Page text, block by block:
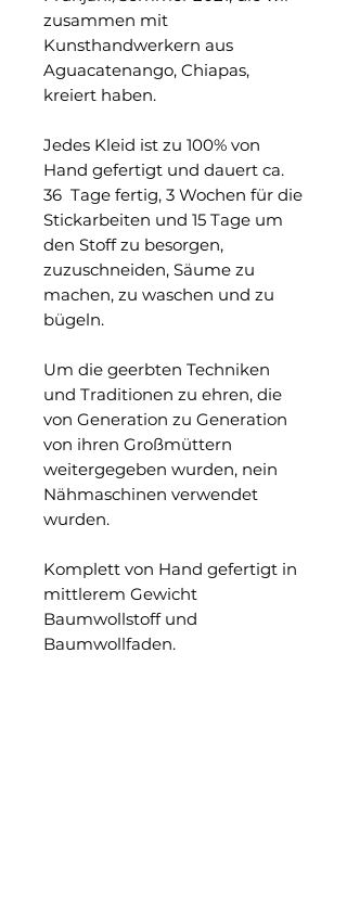
zusammen mit
Kunsthandwerkern aus
Aguacatenango, Chiapas,
kreiert haben.
Jedes Kleid ist zu 100% von
Hand gefertigt und dauert ca.
36 Tage fertig, 3 Wochen für die
Stickarbeiten und 15 Tage um
den Stoff zu besorgen,
zuzuschneiden, Säume zu
machen, zu waschen und zu
bügeln.
Um die geerbten Techniken
und Traditionen zu ehren, die
von Generation zu Generation
von ihren Großmüttern
weitergegeben wurden, nein
Nähmaschinen verwendet
wurden.
Komplett von Hand gefertigt in
mittlerem Gewicht
Baumwollstoff und
Baumwollfaden.